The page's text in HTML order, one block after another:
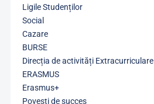
Ligile Studenților
Social
Cazare
BURSE
Direcția de activități Extracurriculare
ERASMUS
Erasmus+
Povești de succes